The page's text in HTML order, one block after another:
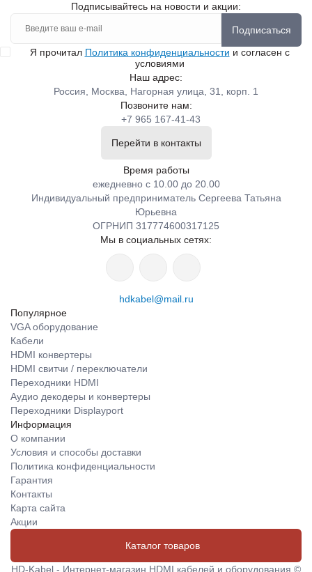
Подписывайтесь на новости и акции:
Подписаться
Я прочитал Политика конфиденциальности и согласен с
условиями
Наш адрес:
Россия, Москва, Нагорная улица, 31, корп. 1
Позвоните нам:
+7 965 167-41-43
Перейти в контакты
Время работы
ежедневно с 10.00 до 20.00
Индивидуальный предприниматель Сергеева Татьяна
Юрьевна
ОГРНИП 317774600317125
Мы в социальных сетях:
hdkabel@mail.ru
Популярное
VGA оборудование
Кабели
HDMI конвертеры
HDMI свитчи / переключатели
Переходники HDMI
Аудио декодеры и конвертеры
Переходники Displayport
Информация
О компании
Условия и способы доставки
Политика конфиденциальности
Гарантия
Контакты
Карта сайта
Акции
Каталог товаров
HD-Kabel - Интернет-магазин HDMI кабелей и оборудования ©